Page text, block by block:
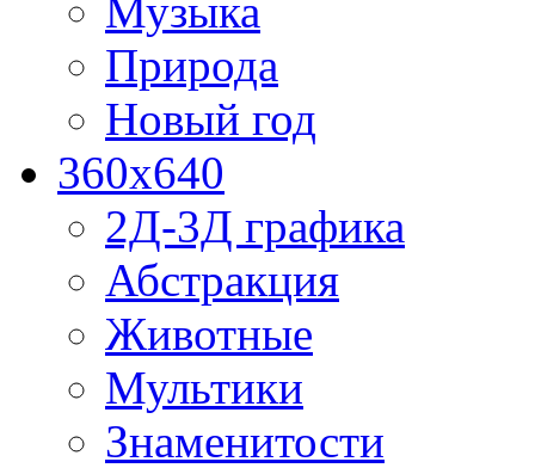
Музыка
Природа
Новый год
360x640
2Д-3Д графика
Абстракция
Животные
Мультики
Знаменитости